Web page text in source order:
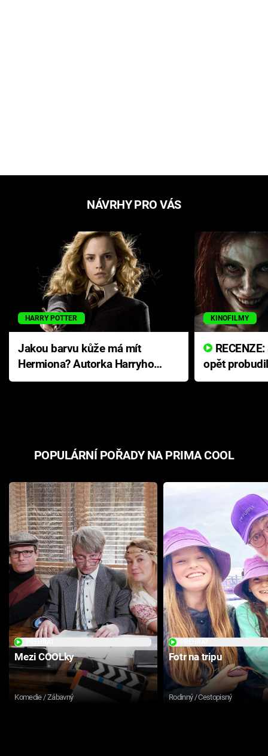
NÁVRHY PRO VÁS
HARRY POTTER
Jakou barvu kůže má mít
Hermiona? Autorka Harryho
Pottera přišla s ráznou
KINOFILMY
opět
přichází s
POPULÁRNÍ POŘADY NA PRIMA COOL
Mezi COOLky
Komedie / Zábavný
Fotr na tripu
Rodinný / Cestopisný